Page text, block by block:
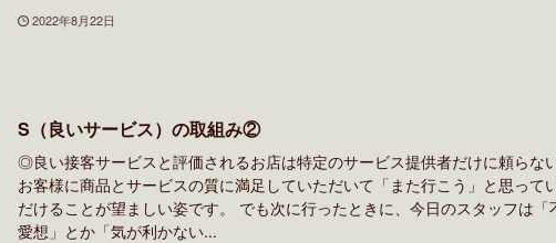
2022年8月22日
S（良いサービス）の取組み②
◎良い接客サービスと評価されるお店は特定のサービス提供者だけに頼らな
お客様に商品とサービスの質に満足していただいて「また行こう」と思って
だけることが望ましい姿です。 でも次に行ったときに、今日のスタッフは「
愛想」とか「気が利かない...